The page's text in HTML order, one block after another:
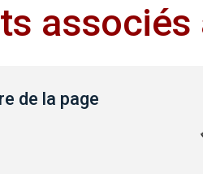
de la page